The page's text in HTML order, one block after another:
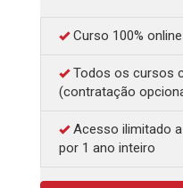
Curso 100% online
Todos os cursos
(contratação
Acesso ilimitado
por 1 ano inteiro